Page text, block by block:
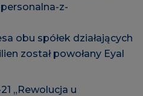
z-
obu spółek działających
został powołany Eyal
„Rewolucja u